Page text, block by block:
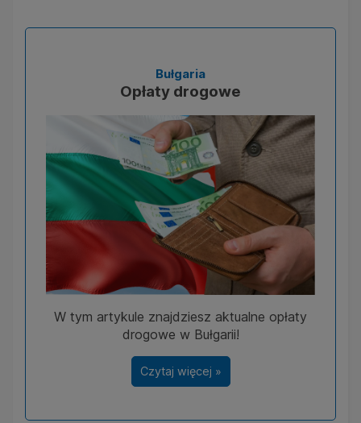
Bułgaria
Opłaty drogowe
W tym artykule znajdziesz aktualne opłaty
drogowe w Bułgarii!
Czytaj więcej »